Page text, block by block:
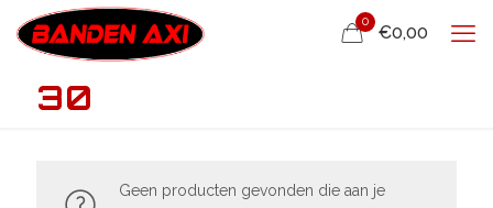
0
€0,00
30
Geen producten gevonden die aan je